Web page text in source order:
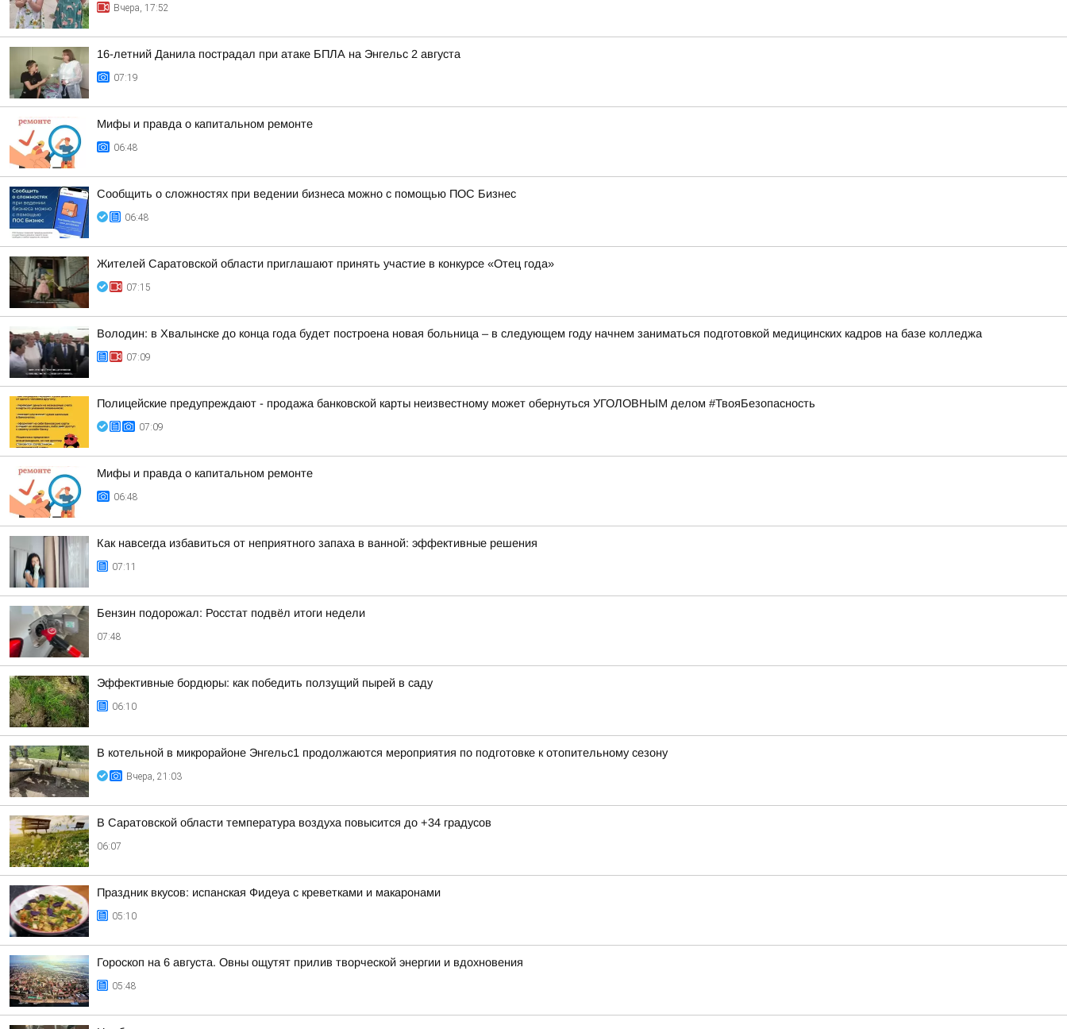
Вчера, 17:52
16-летний Данила пострадал при атаке БПЛА на Энгельс 2 августа
07:19
Мифы и правда о капитальном ремонте
06:48
Сообщить о сложностях при ведении бизнеса можно с помощью ПОС Бизнес
06:48
Жителей Саратовской области приглашают принять участие в конкурсе «Отец года»
07:15
Володин: в Хвалынске до конца года будет построена новая больница – в следующем году начнем заниматься подготовкой медицинских кадров на базе колледжа
07:09
Полицейские предупреждают - продажа банковской карты неизвестному может обернуться УГОЛОВНЫМ делом #ТвояБезопасность
07:09
Мифы и правда о капитальном ремонте
06:48
Как навсегда избавиться от неприятного запаха в ванной: эффективные решения
07:11
Бензин подорожал: Росстат подвёл итоги недели
07:48
Эффективные бордюры: как победить ползущий пырей в саду
06:10
В котельной в микрорайоне Энгельс1 продолжаются мероприятия по подготовке к отопительному сезону
Вчера, 21:03
В Саратовской области температура воздуха повысится до +34 градусов
06:07
Праздник вкусов: испанская Фидеуа с креветками и макаронами
05:10
Гороскоп на 6 августа. Овны ощутят прилив творческой энергии и вдохновения
05:48